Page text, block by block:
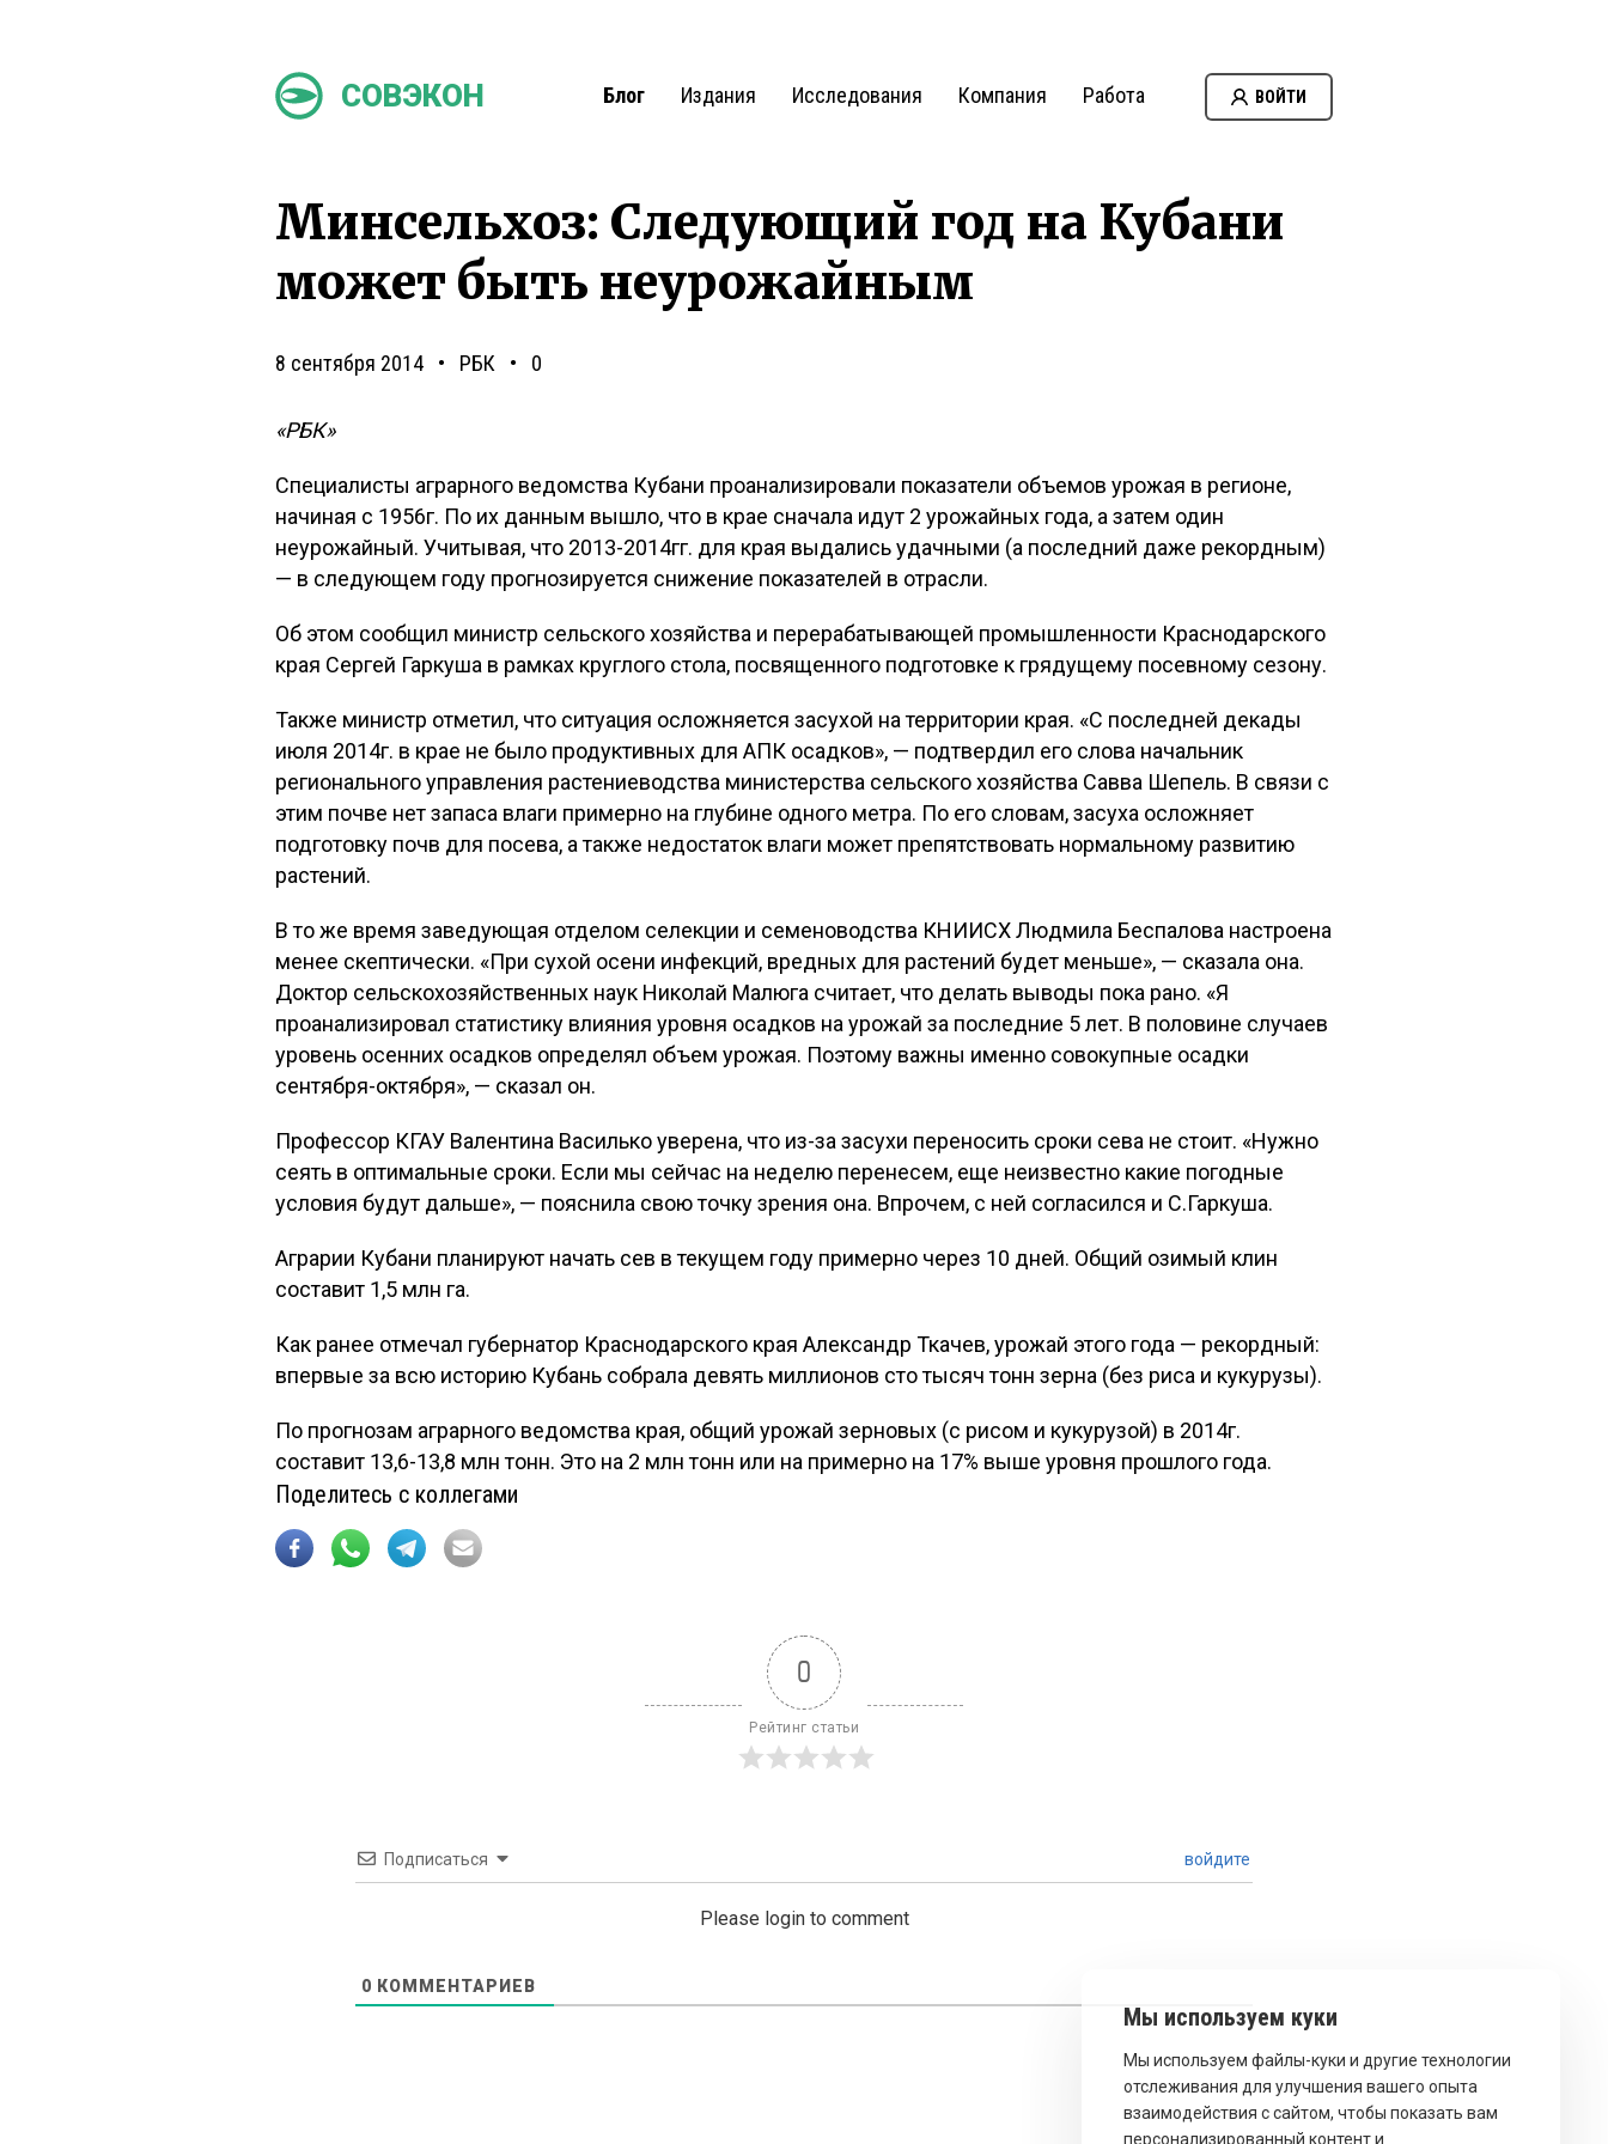
СОВЭКОН Блог Издания Исследования Компания Работа ВОЙТИ
Минсельхоз: Следующий год на Кубани
может быть неурожайным
8 сентября 2014 РБК 0
«РБК»
Специалисты аграрного ведомства Кубани проанализировали показатели объемов урожая в регионе,
начиная с 1956г. По их данным вышло, что в крае сначала идут 2 урожайных года, а затем один
неурожайный. Учитывая, что 2013-2014гг. для края выдались удачными (а последний даже рекордным)
— в следующем году прогнозируется снижение показателей в отрасли.
Об этом сообщил министр сельского хозяйства и перерабатывающей промышленности Краснодарского
края Сергей Гаркуша в рамках круглого стола, посвященного подготовке к грядущему посевному сезону.
Также министр отметил, что ситуация осложняется засухой на территории края. «С последней декады
июля 2014г. в крае не было продуктивных для АПК осадков», — подтвердил его слова начальник
регионального управления растениеводства министерства сельского хозяйства Савва Шепель. В связи с
этим почве нет запаса влаги примерно на глубине одного метра. По его словам, засуха осложняет
подготовку почв для посева, а также недостаток влаги может препятствовать нормальному развитию
растений.
В то же время заведующая отделом селекции и семеноводства КНИИСХ Людмила Беспалова настроена
менее скептически. «При сухой осени инфекций, вредных для растений будет меньше», — сказала она.
Доктор сельскохозяйственных наук Николай Малюга считает, что делать выводы пока рано. «Я
проанализировал статистику влияния уровня осадков на урожай за последние 5 лет. В половине случаев
уровень осенних осадков определял объем урожая. Поэтому важны именно совокупные осадки
сентября-октября», — сказал он.
Профессор КГАУ Валентина Василько уверена, что из-за засухи переносить сроки сева не стоит. «Нужно
сеять в оптимальные сроки. Если мы сейчас на неделю перенесем, еще неизвестно какие погодные
условия будут дальше», — пояснила свою точку зрения она. Впрочем, с ней согласился и С.Гаркуша.
Аграрии Кубани планируют начать сев в текущем году примерно через 10 дней. Общий озимый клин
составит 1,5 млн га.
Как ранее отмечал губернатор Краснодарского края Александр Ткачев, урожай этого года — рекордный:
впервые за всю историю Кубань собрала девять миллионов сто тысяч тонн зерна (без риса и кукурузы).
По прогнозам аграрного ведомства края, общий урожай зерновых (с рисом и кукурузой) в 2014г.
составит 13,6-13,8 млн тонн. Это на 2 млн тонн или на примерно на 17% выше уровня прошлого года.
Поделитесь с коллегами
0
Рейтинг статьи
Подписаться войдите
Please login to comment
0 КОММЕНТАРИЕВ